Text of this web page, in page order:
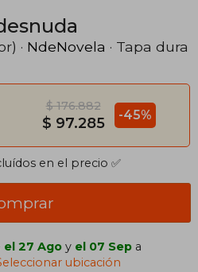
· NdeNovela · Tapa dura
$ 176.882
$ 97.285 -45%
en el precio ✅
el 27 Ago y el 07 Sep a
ubicación